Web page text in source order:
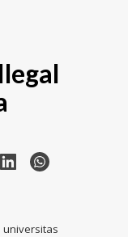
universitas